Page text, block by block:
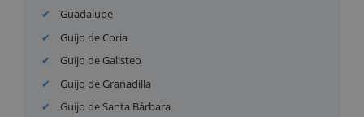
Guadalupe
Guijo de Coria
Guijo de Galisteo
Guijo de Granadilla
Guijo de Santa Bárbara